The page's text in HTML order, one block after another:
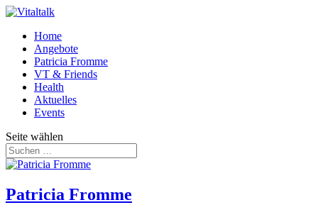
Home
Angebote
Patricia Fromme
VT & Friends
Health
Aktuelles
Events
Seite wählen
Patricia Fromme